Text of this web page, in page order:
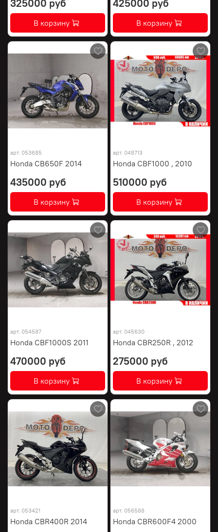
325000 руб
В корзину
425000 руб
В корзину
арт. 053685
Honda CB650F 2014
435000 руб
В корзину
арт. 048713
Honda CBF1000 , 2010
510000 руб
В корзину
арт. 054587
Honda CBF1000S 2011
470000 руб
В корзину
арт. 045630
Honda CBR250R , 2012
275000 руб
В корзину
арт. 053421
Honda CBR400R 2014
арт. 056588
Honda CBR600F4 2000